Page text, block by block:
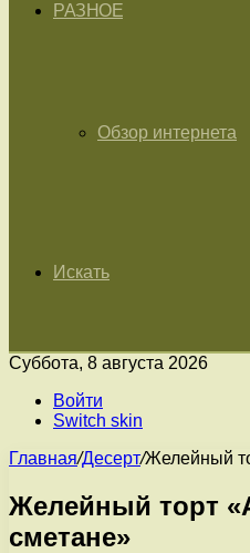
РАЗНОЕ
Обзор интернета
Искать
Суббота, 8 августа 2026
Войти
Switch skin
Главная/Десерт/Желейный
Желейный торт
сметане»